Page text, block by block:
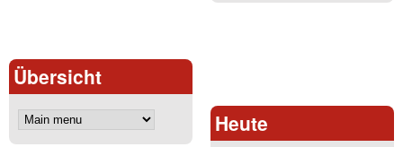
Übersicht
Heute